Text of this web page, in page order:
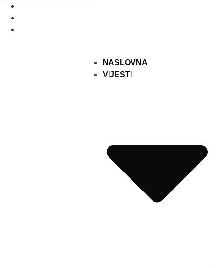
NASLOVNA
VIJESTI